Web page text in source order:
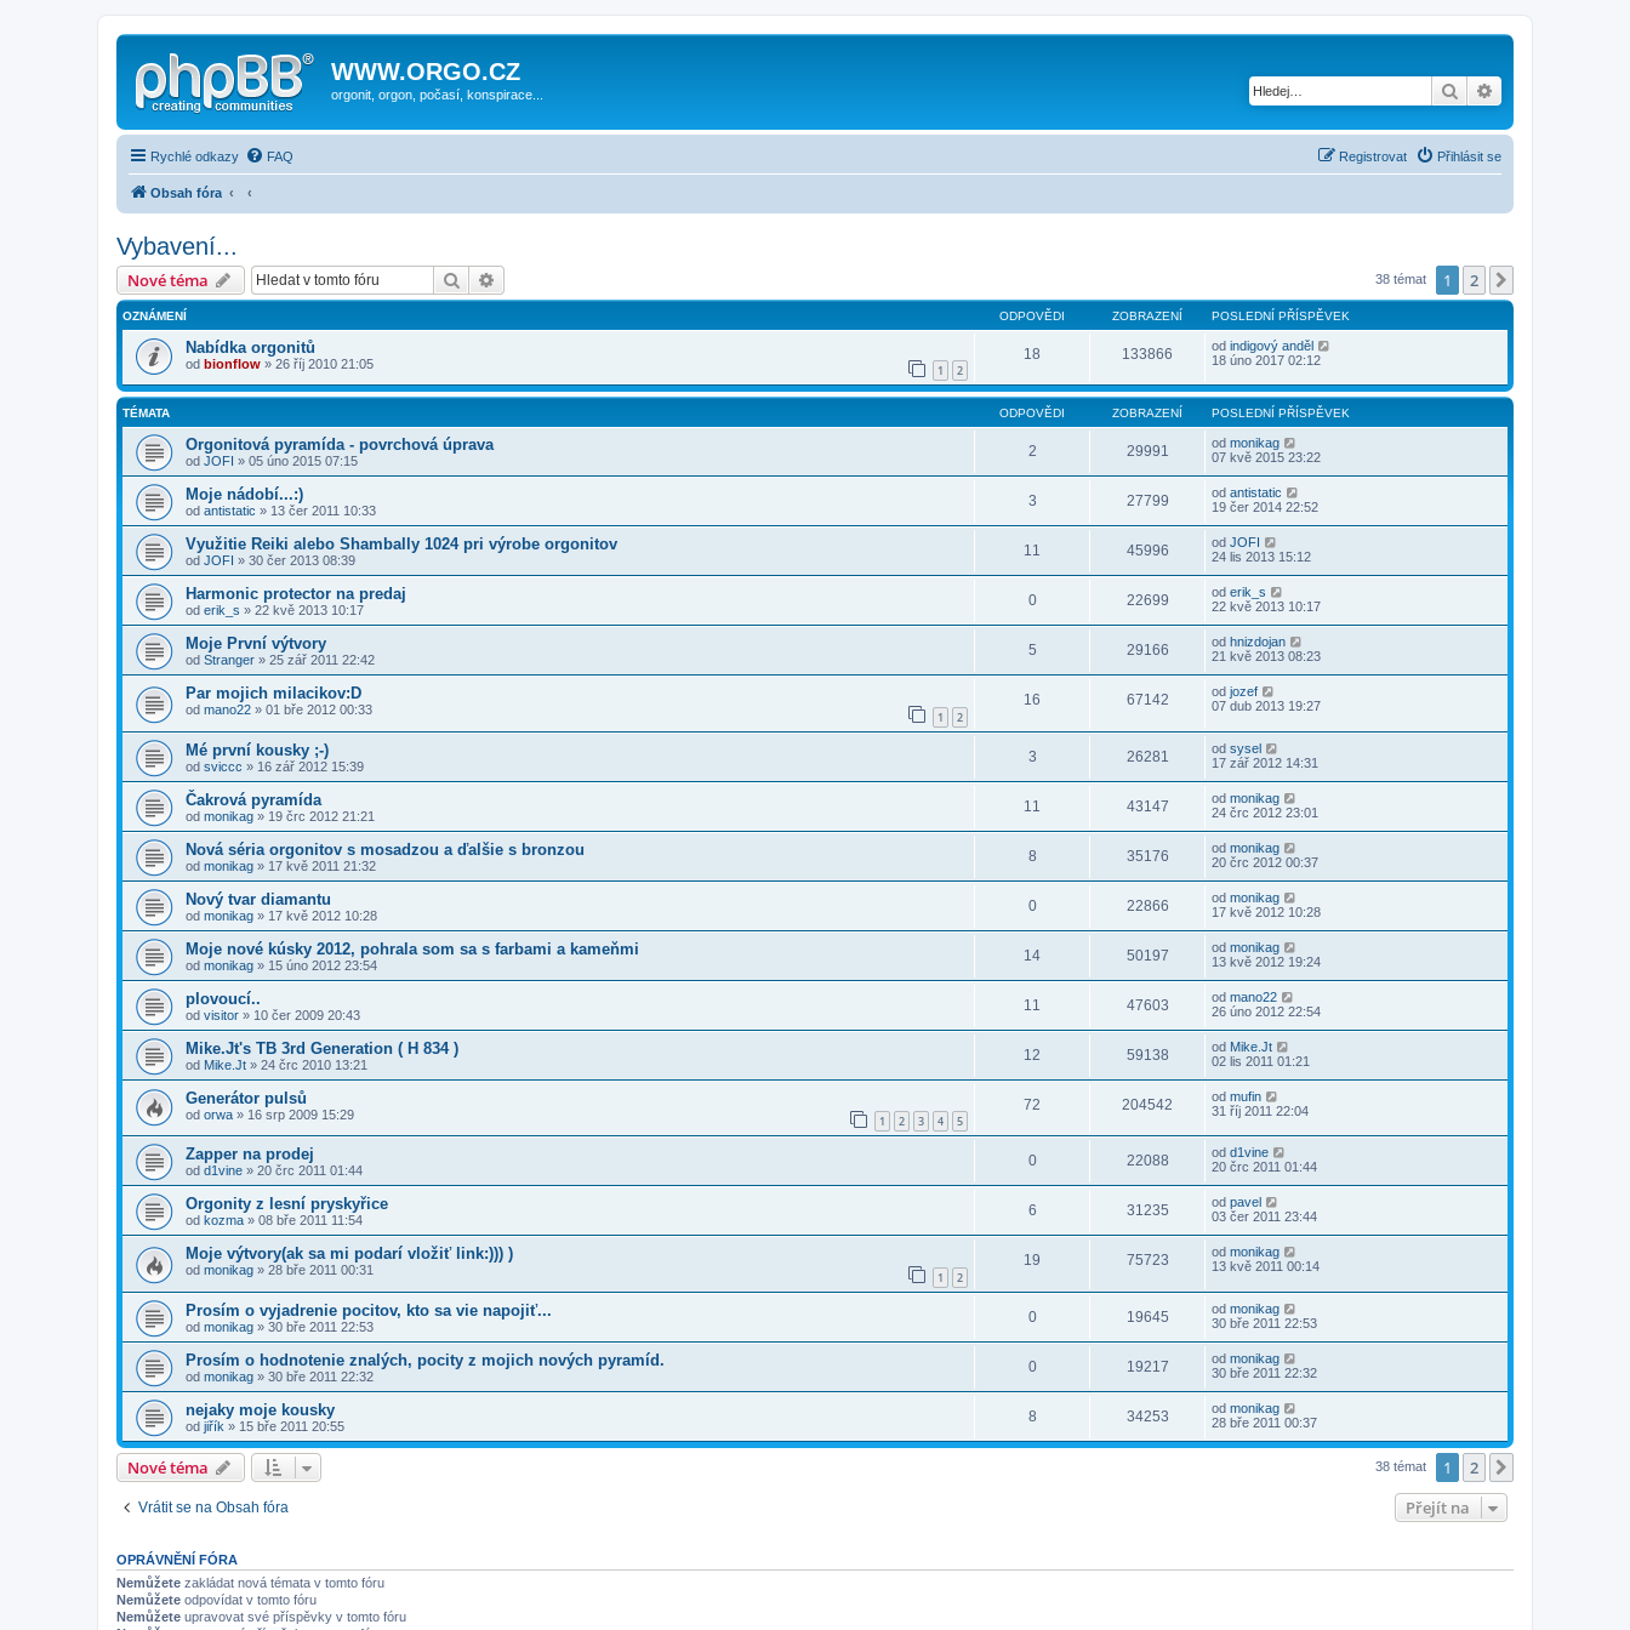
WWW.ORGO.CZ
orgonit, orgon, počasí, konspirace... Hledat
Rychlé odkazy FAQ Přihlásit se
Registrovat
Obsah fóra
Vybavení...
Nové téma Hledat 38 témat 1 2
OZNÁMENÍ ODPOVĚDI ZOBRAZENÍ POSLEDNÍ PŘÍSPĚVEK
Nabídka orgonitů
od bionflow » 26 říj 2010 21:05 1 2
18 133866 od indigový anděl
18 úno 2017 02:12
TÉMATA ODPOVĚDI ZOBRAZENÍ POSLEDNÍ PŘÍSPĚVEK
Orgonitová pyramída - povrchová úprava
od JOFI » 05 úno 2015 07:15
2 29991 od monikag
07 kvě 2015 23:22
Moje nádobí...:)
od antistatic » 13 čer 2011 10:33
3 27799 od antistatic
19 čer 2014 22:52
Využitie Reiki alebo Shambally 1024 pri výrobe orgonitov
od JOFI » 30 čer 2013 08:39
11 45996 od JOFI
24 lis 2013 15:12
Harmonic protector na predaj
od erik_s » 22 kvě 2013 10:17
0 22699 od erik_s
22 kvě 2013 10:17
Moje První výtvory
od Stranger » 25 zář 2011 22:42
5 29166 od hnizdojan
21 kvě 2013 08:23
Par mojich milacikov:D
od mano22 » 01 bře 2012 00:33 1 2
16 67142 od jozef
07 dub 2013 19:27
Mé první kousky ;-)
od sviccc » 16 zář 2012 15:39
3 26281 od sysel
17 zář 2012 14:31
Čakrová pyramída
od monikag » 19 črc 2012 21:21
11 43147 od monikag
24 črc 2012 23:01
Nová séria orgonitov s mosadzou a ďalšie s bronzou
od monikag » 17 kvě 2011 21:32
8 35176 od monikag
20 črc 2012 00:37
Nový tvar diamantu
od monikag » 17 kvě 2012 10:28
0 22866 od monikag
17 kvě 2012 10:28
Moje nové kúsky 2012, pohrala som sa s farbami a kameňmi
od monikag » 15 úno 2012 23:54
14 50197 od monikag
13 kvě 2012 19:24
plovoucí..
od visitor » 10 čer 2009 20:43
11 47603 od mano22
26 úno 2012 22:54
Mike.Jt's TB 3rd Generation ( H 834 )
od Mike.Jt » 24 črc 2010 13:21
12 59138 od Mike.Jt
02 lis 2011 01:21
Generátor pulsů
od orwa » 16 srp 2009 15:29 1 2 3 4 5
72 204542 od mufin
31 říj 2011 22:04
Zapper na prodej
od d1vine » 20 črc 2011 01:44
0 22088 od d1vine
20 črc 2011 01:44
Orgonity z lesní pryskyřice
od kozma » 08 bře 2011 11:54
6 31235 od pavel
03 čer 2011 23:44
Moje výtvory(ak sa mi podarí vložiť link:))) )
od monikag » 28 bře 2011 00:31 1 2
19 75723 od monikag
13 kvě 2011 00:14
Prosím o vyjadrenie pocitov, kto sa vie napojiť...
od monikag » 30 bře 2011 22:53
0 19645 od monikag
30 bře 2011 22:53
Prosím o hodnotenie znalých, pocity z mojich nových pyramíd.
od monikag » 30 bře 2011 22:32
0 19217 od monikag
30 bře 2011 22:32
nejaky moje kousky
od jiřík » 15 bře 2011 20:55
8 34253 od monikag
28 bře 2011 00:37
Nové téma 38 témat 1 2
Vrátit se na Obsah fóra Přejít na
OPRÁVNĚNÍ FÓRA
Nemůžete zakládat nová témata v tomto fóru
Nemůžete odpovídat v tomto fóru
Nemůžete upravovat své příspěvky v tomto fóru